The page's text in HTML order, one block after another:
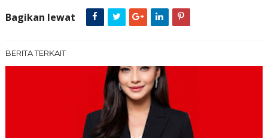
Bagikan lewat
BERITA TERKAIT